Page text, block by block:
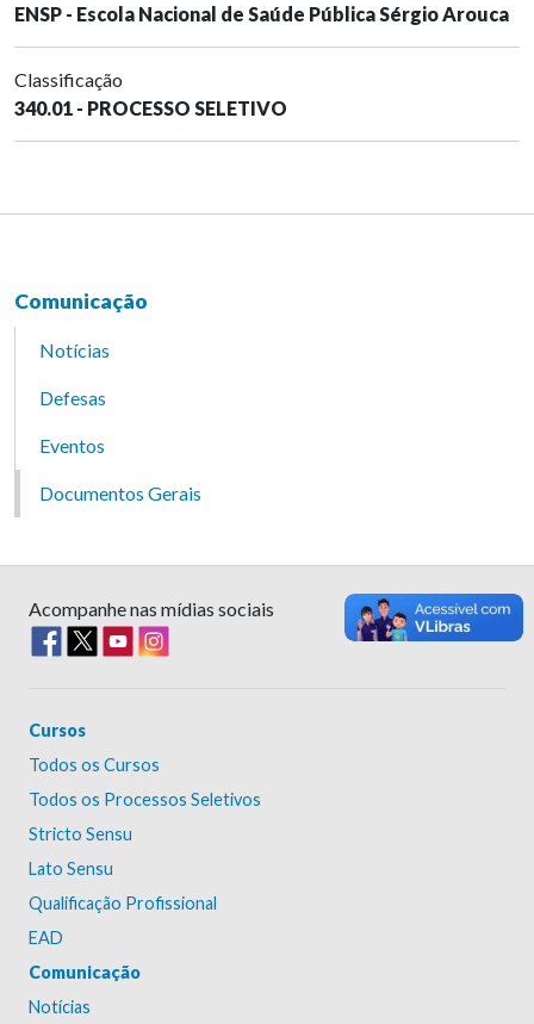
ENSP - Escola Nacional de Saúde Pública Sérgio Arouca
Classificação
340.01 - PROCESSO SELETIVO
Comunicação
Notícias
Defesas
Eventos
Documentos Gerais
Acompanhe nas mídias sociais
Cursos
Todos os Cursos
Todos os Processos Seletivos
Stricto Sensu
Lato Sensu
Qualificação Profissional
EAD
Comunicação
Notícias